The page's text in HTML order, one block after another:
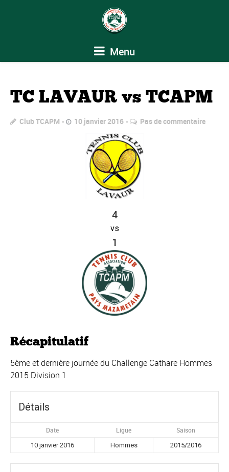
Menu
TC LAVAUR vs TCAPM
Club TCAPM 10 janvier 2016 Pas de commentaire
4
vs
1
Récapitulatif
5ème et dernière journée du Challenge Cathare Hommes
2015 Division 1
Détails
Date Ligue Saison
10 janvier 2016 Hommes 2015/2016